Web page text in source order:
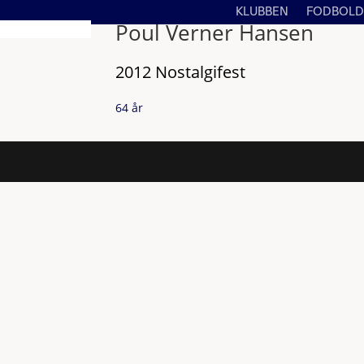
KLUBBEN
Poul Verner Hansen
2012 Nostalgifest
64 år